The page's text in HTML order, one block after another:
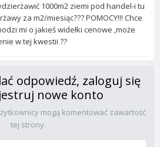
1000m2 ziemi pod handel-i tu
za m2/miesiąc??? POMOCY!!! Chce
mi o jakieś widełki cenowe ,może
w tej kwestii ??
odpowiedź, zaloguj się
nowe konto
mogą komentować zawartość
tej strony.